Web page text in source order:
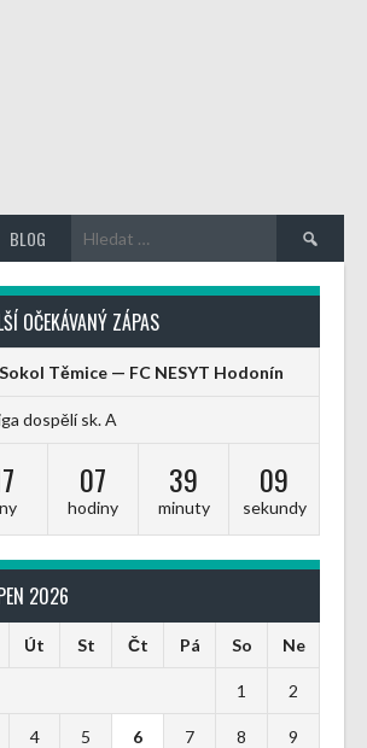
BLOG Vyhledávání
OČEKÁVANÝ ZÁPAS
Těmice — FC NESYT Hodonín
dospělí sk. A
07
hodiny
39
minuty
09
sekundy
2026
Út St Čt Pá So Ne
1 2
4 5 6 7 8 9